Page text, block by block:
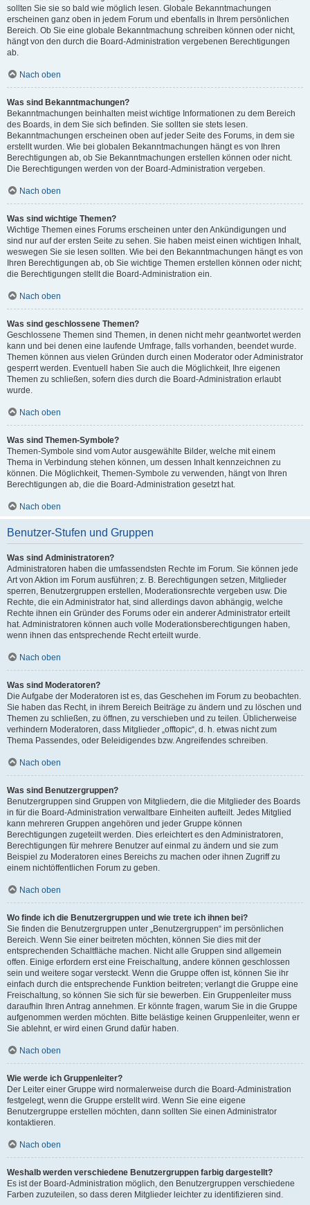
sollten Sie sie so bald wie möglich lesen. Globale Bekanntmachungen
erscheinen ganz oben in jedem Forum und ebenfalls in Ihrem persönlichen
Bereich. Ob Sie eine globale Bekanntmachung schreiben können oder nicht,
hängt von den durch die Board-Administration vergebenen Berechtigungen
ab.
Nach oben
Was sind Bekanntmachungen?
Bekanntmachungen beinhalten meist wichtige Informationen zu dem Bereich
des Boards, in dem Sie sich befinden. Sie sollten sie stets lesen.
Bekanntmachungen erscheinen oben auf jeder Seite des Forums, in dem sie
erstellt wurden. Wie bei globalen Bekanntmachungen hängt es von Ihren
Berechtigungen ab, ob Sie Bekanntmachungen erstellen können oder nicht.
Die Berechtigungen werden von der Board-Administration vergeben.
Nach oben
Was sind wichtige Themen?
Wichtige Themen eines Forums erscheinen unter den Ankündigungen und
sind nur auf der ersten Seite zu sehen. Sie haben meist einen wichtigen Inhalt,
weswegen Sie sie lesen sollten. Wie bei den Bekanntmachungen hängt es von
Ihren Berechtigungen ab, ob Sie wichtige Themen erstellen können oder nicht;
die Berechtigungen stellt die Board-Administration ein.
Nach oben
Was sind geschlossene Themen?
Geschlossene Themen sind Themen, in denen nicht mehr geantwortet werden
kann und bei denen eine laufende Umfrage, falls vorhanden, beendet wurde.
Themen können aus vielen Gründen durch einen Moderator oder Administrator
gesperrt werden. Eventuell haben Sie auch die Möglichkeit, Ihre eigenen
Themen zu schließen, sofern dies durch die Board-Administration erlaubt
wurde.
Nach oben
Was sind Themen-Symbole?
Themen-Symbole sind vom Autor ausgewählte Bilder, welche mit einem
Thema in Verbindung stehen können, um dessen Inhalt kennzeichnen zu
können. Die Möglichkeit, Themen-Symbole zu verwenden, hängt von Ihren
Berechtigungen ab, die die Board-Administration gesetzt hat.
Nach oben
Benutzer-Stufen und Gruppen
Was sind Administratoren?
Administratoren haben die umfassendsten Rechte im Forum. Sie können jede
Art von Aktion im Forum ausführen; z. B. Berechtigungen setzen, Mitglieder
sperren, Benutzergruppen erstellen, Moderationsrechte vergeben usw. Die
Rechte, die ein Administrator hat, sind allerdings davon abhängig, welche
Rechte ihnen ein Gründer des Forums oder ein anderer Administrator erteilt
hat. Administratoren können auch volle Moderationsberechtigungen haben,
wenn ihnen das entsprechende Recht erteilt wurde.
Nach oben
Was sind Moderatoren?
Die Aufgabe der Moderatoren ist es, das Geschehen im Forum zu beobachten.
Sie haben das Recht, in ihrem Bereich Beiträge zu ändern und zu löschen und
Themen zu schließen, zu öffnen, zu verschieben und zu teilen. Üblicherweise
verhindern Moderatoren, dass Mitglieder „offtopic“, d. h. etwas nicht zum
Thema Passendes, oder Beleidigendes bzw. Angreifendes schreiben.
Nach oben
Was sind Benutzergruppen?
Benutzergruppen sind Gruppen von Mitgliedern, die die Mitglieder des Boards
in für die Board-Administration verwaltbare Einheiten aufteilt. Jedes Mitglied
kann mehreren Gruppen angehören und jeder Gruppe können
Berechtigungen zugeteilt werden. Dies erleichtert es den Administratoren,
Berechtigungen für mehrere Benutzer auf einmal zu ändern und sie zum
Beispiel zu Moderatoren eines Bereichs zu machen oder ihnen Zugriff zu
einem nichtöffentlichen Forum zu geben.
Nach oben
Wo finde ich die Benutzergruppen und wie trete ich ihnen bei?
Sie finden die Benutzergruppen unter „Benutzergruppen“ im persönlichen
Bereich. Wenn Sie einer beitreten möchten, können Sie dies mit der
entsprechenden Schaltfläche machen. Nicht alle Gruppen sind allgemein
offen. Einige erfordern erst eine Freischaltung, andere können geschlossen
sein und weitere sogar versteckt. Wenn die Gruppe offen ist, können Sie ihr
einfach durch die entsprechende Funktion beitreten; verlangt die Gruppe eine
Freischaltung, so können Sie sich für sie bewerben. Ein Gruppenleiter muss
daraufhin Ihren Antrag annehmen. Er könnte fragen, warum Sie in die Gruppe
aufgenommen werden möchten. Bitte belästige keinen Gruppenleiter, wenn er
Sie ablehnt, er wird einen Grund dafür haben.
Nach oben
Wie werde ich Gruppenleiter?
Der Leiter einer Gruppe wird normalerweise durch die Board-Administration
festgelegt, wenn die Gruppe erstellt wird. Wenn Sie eine eigene
Benutzergruppe erstellen möchten, dann sollten Sie einen Administrator
kontaktieren.
Nach oben
Weshalb werden verschiedene Benutzergruppen farbig dargestellt?
Es ist der Board-Administration möglich, den Benutzergruppen verschiedene
Farben zuzuteilen, so dass deren Mitglieder leichter zu identifizieren sind.